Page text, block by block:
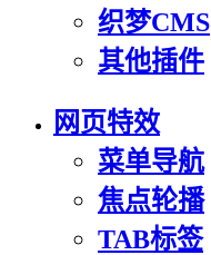
织梦CMS
其他插件
网页特效
菜单导航
焦点轮播
TAB标签